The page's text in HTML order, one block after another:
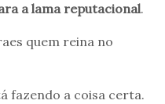
a lama reputacional.
quem reina no
fazendo a coisa certa.